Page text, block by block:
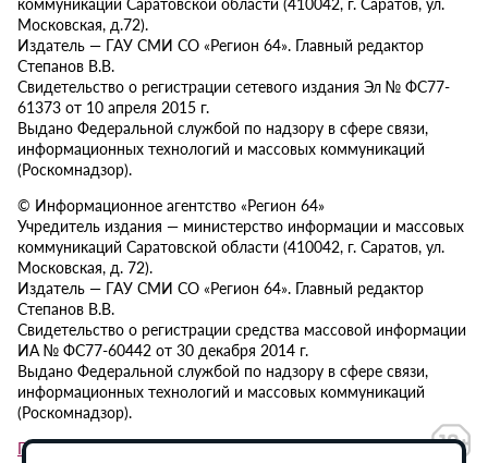
Московская, д.72).
Издатель — ГАУ СМИ СО «Регион 64». Главный редактор
Степанов В.В.
Свидетельство о регистрации сетевого издания Эл № ФС77-
61373 от 10 апреля 2015 г.
Выдано Федеральной службой по надзору в сфере связи,
информационных технологий и массовых коммуникаций
(Роскомнадзор).
© Информационное агентство «Регион 64»
Учредитель издания — министерство информации и массовых
коммуникаций Саратовской области (410042, г. Саратов, ул.
Московская, д. 72).
Издатель — ГАУ СМИ СО «Регион 64». Главный редактор
Степанов В.В.
Свидетельство о регистрации средства массовой информации
ИА № ФС77-60442 от 30 декабря 2014 г.
Выдано Федеральной службой по надзору в сфере связи,
информационных технологий и массовых коммуникаций
(Роскомнадзор).
Политика в отношении обработки персональных данных